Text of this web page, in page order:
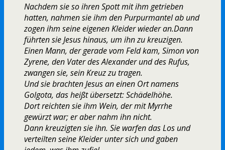
Nachdem sie so ihren Spott mit ihm getrieben
hatten, nahmen sie ihm den Purpurmantel ab und
zogen ihm seine eigenen Kleider wieder an.Dann
führten sie Jesus hinaus, um ihn zu kreuzigen.
Einen Mann, der gerade vom Feld kam, Simon von
Zyrene, den Vater des Alexander und des Rufus,
zwangen sie, sein Kreuz zu tragen.
Und sie brachten Jesus an einen Ort namens
Golgota, das heißt übersetzt: Schädelhöhe.
Dort reichten sie ihm Wein, der mit Myrrhe
gewürzt war; er aber nahm ihn nicht.
Dann kreuzigten sie ihn. Sie warfen das Los und
verteilten seine Kleider unter sich und gaben